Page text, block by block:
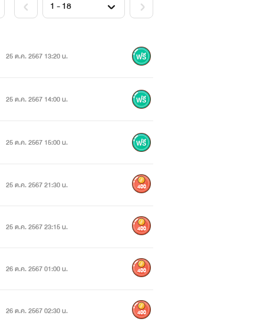
25 ต.ค. 2567 13:20 น.
25 ต.ค. 2567 14:00 น.
25 ต.ค. 2567 15:00 น.
25 ต.ค. 2567 21:30 น. 400
25 ต.ค. 2567 23:15 น. 400
26 ต.ค. 2567 01:00 น. 400
26 ต.ค. 2567 02:30 น. 400